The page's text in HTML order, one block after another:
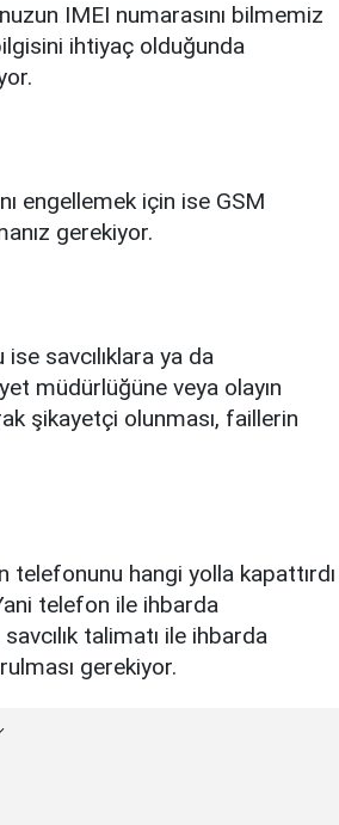
IMEI numarasını bilmemiz
ihtiyaç olduğunda
engellemek için ise GSM
gerekiyor.
savcılıklara ya da
müdürlüğüne veya olayın
şikayetçi olunması, faillerin
telefonunu hangi yolla kapattırdı
telefon ile ihbarda
talimatı ile ihbarda
gerekiyor.